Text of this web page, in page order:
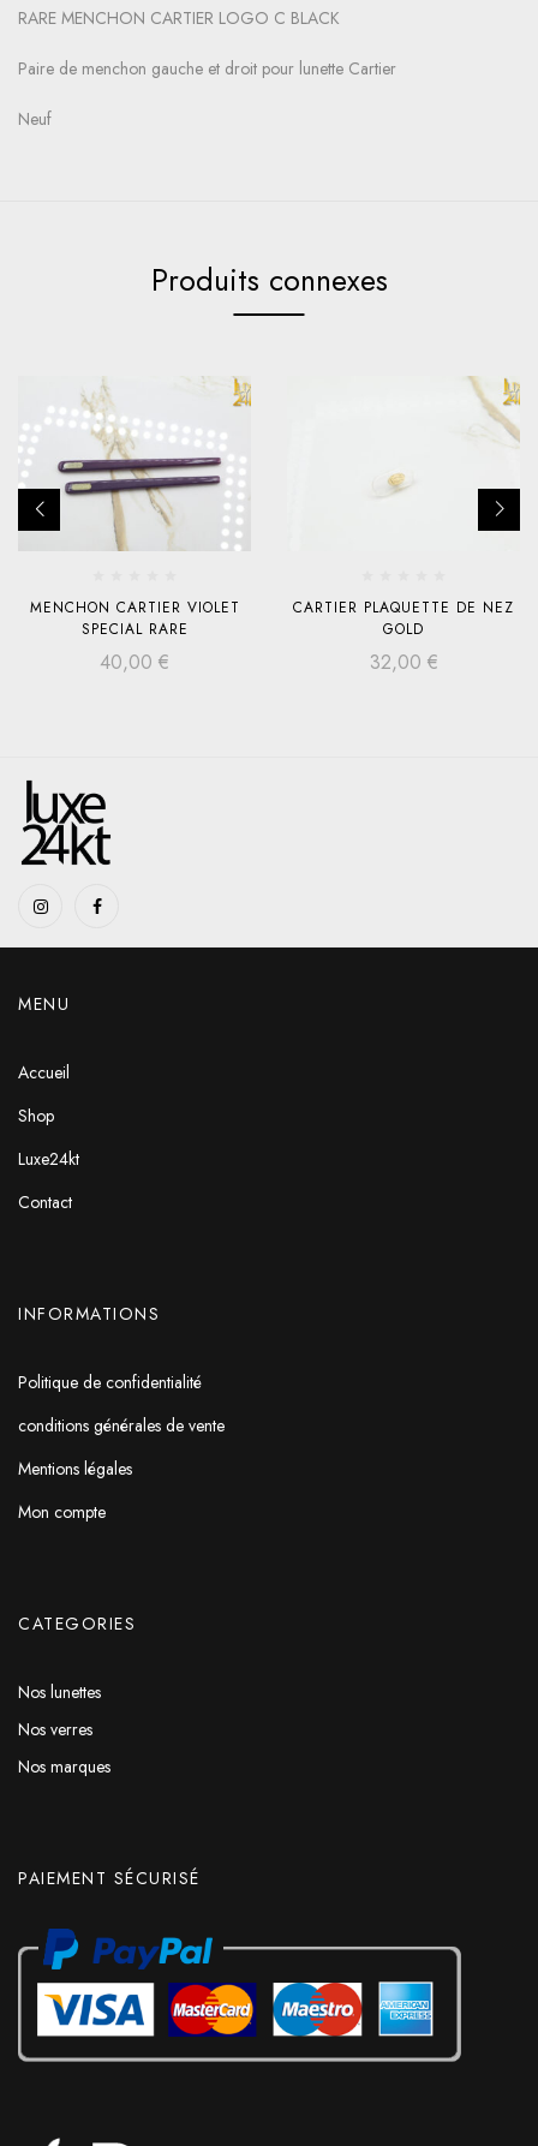
RARE MENCHON CARTIER LOGO C BLACK
Paire de menchon gauche et droit pour lunette Cartier
Neuf
Produits connexes
MENCHON CARTIER VIOLET
SPECIAL RARE
40,00 €
CARTIER PLAQUETTE DE NEZ
GOLD
32,00 €
MENU
Accueil
Shop
Luxe24kt
Contact
INFORMATIONS
Politique de confidentialité
conditions générales de vente
Mentions légales
Mon compte
CATEGORIES
Nos lunettes
Nos verres
Nos marques
PAIEMENT SÉCURISÉ